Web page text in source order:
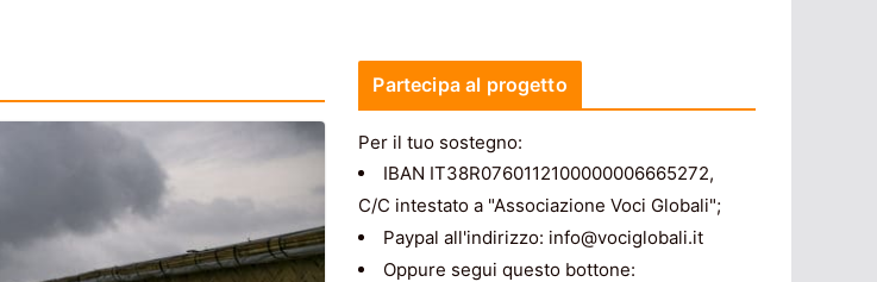
Partecipa al progetto
Per il tuo sostegno:
IBAN IT38R0760112100000006665272,
C/C intestato a "Associazione Voci Globali";
Paypal all'indirizzo: info@vociglobali.it
Oppure segui questo bottone: